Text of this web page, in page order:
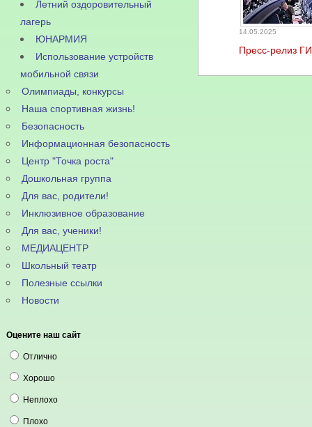
Летний оздоровительный
лагерь
ЮНАРМИЯ
Использование устройств
мобильной связи
Олимпиады, конкурсы
Наша спортивная жизнь!
Безопасность
Информационная безопасность
Центр "Точка роста"
Дошкольная группа
Для вас, родители!
Инклюзивное образование
Для вас, ученики!
МЕДИАЦЕНТР
Школьный театр
Полезные ссылки
Новости
Оцените наш сайт
Отлично
Хорошо
Неплохо
Плохо
14.05.2025
Пресс-релиз